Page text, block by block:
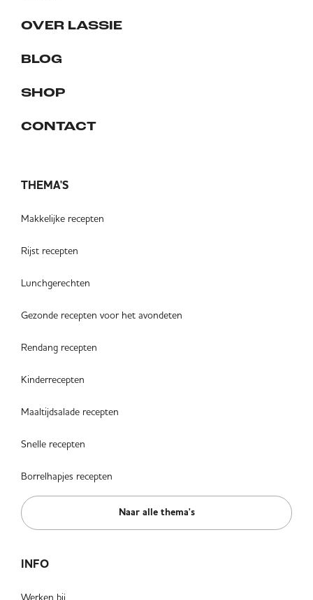
OVER LASSIE
BLOG
SHOP
CONTACT
THEMA'S
Makkelijke recepten
Rijst recepten
Lunchgerechten
Gezonde recepten voor het avondeten
Rendang recepten
Kinderrecepten
Maaltijdsalade recepten
Snelle recepten
Borrelhapjes recepten
Naar alle thema's
INFO
Werken bij